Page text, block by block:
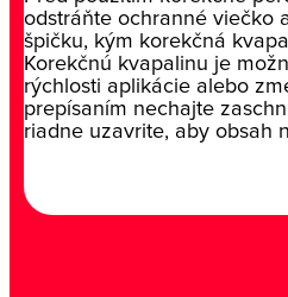
odstráňte ochranné viečko
špičku, kým korekčná
Korekčnú kvapalinu je
rýchlosti aplikácie alebo
prepísaním nechajte
riadne uzavrite, aby obsah